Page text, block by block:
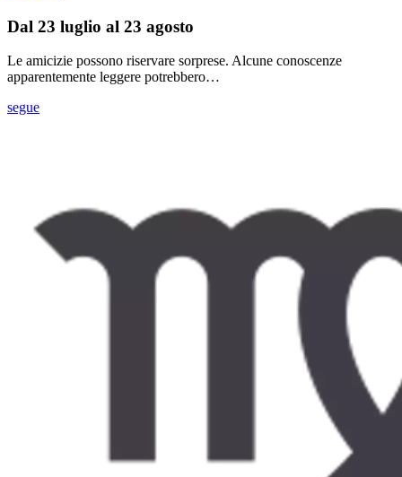
Dal 23 luglio al 23 agosto
Le amicizie possono riservare sorprese. Alcune conoscenze
apparentemente leggere potrebbero…
segue